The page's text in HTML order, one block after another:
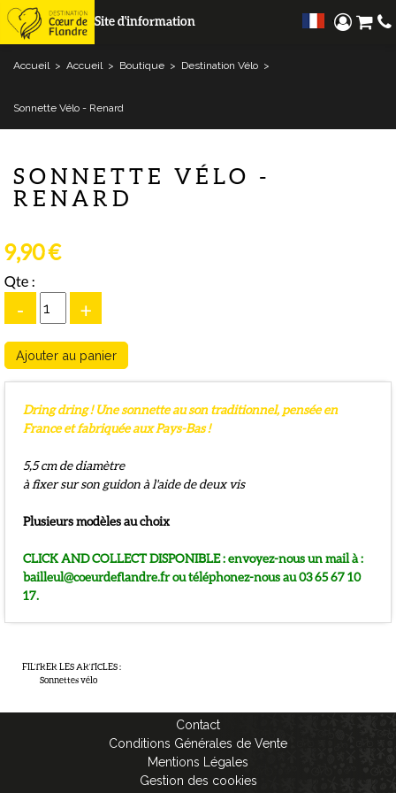
Site d'information
Accueil > Accueil > Boutique > Destination Vélo >
Sonnette Vélo - Renard
SONNETTE VÉLO -
RENARD
9,90 €
Qte :
- +
Dring dring ! Une sonnette au son traditionnel, pensée en
France et fabriquée aux Pays-Bas !
5,5 cm de diamètre
à fixer sur son guidon à l'aide de deux vis
Plusieurs modèles au choix
CLICK AND COLLECT DISPONIBLE : envoyez-nous un mail à :
bailleul@coeurdeflandre.fr ou téléphonez-nous au 03 65 67 10
17.
FILTRER LES ARTICLES:
Sonnettes vélo
Contact
Conditions Générales de Vente
Mentions Légales
Gestion des cookies